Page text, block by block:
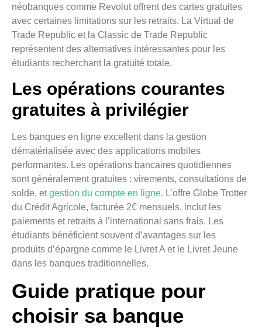
néobanques comme Revolut offrent des cartes gratuites
avec certaines limitations sur les retraits. La Virtual de
Trade Republic et la Classic de Trade Republic
représentent des alternatives intéressantes pour les
étudiants recherchant la gratuité totale.
Les opérations courantes
gratuites à privilégier
Les banques en ligne excellent dans la gestion
dématérialisée avec des applications mobiles
performantes. Les opérations bancaires quotidiennes
sont généralement gratuites : virements, consultations de
solde, etgestion du compte en ligne. L’offre Globe Trotter
du Crédit Agricole, facturée 2€ mensuels, inclut les
paiements et retraits à l’international sans frais. Les
étudiants bénéficient souvent d’avantages sur les
produits d’épargne comme le Livret A et le Livret Jeune
dans les banques traditionnelles.
Guide pratique pour
choisir sa banque